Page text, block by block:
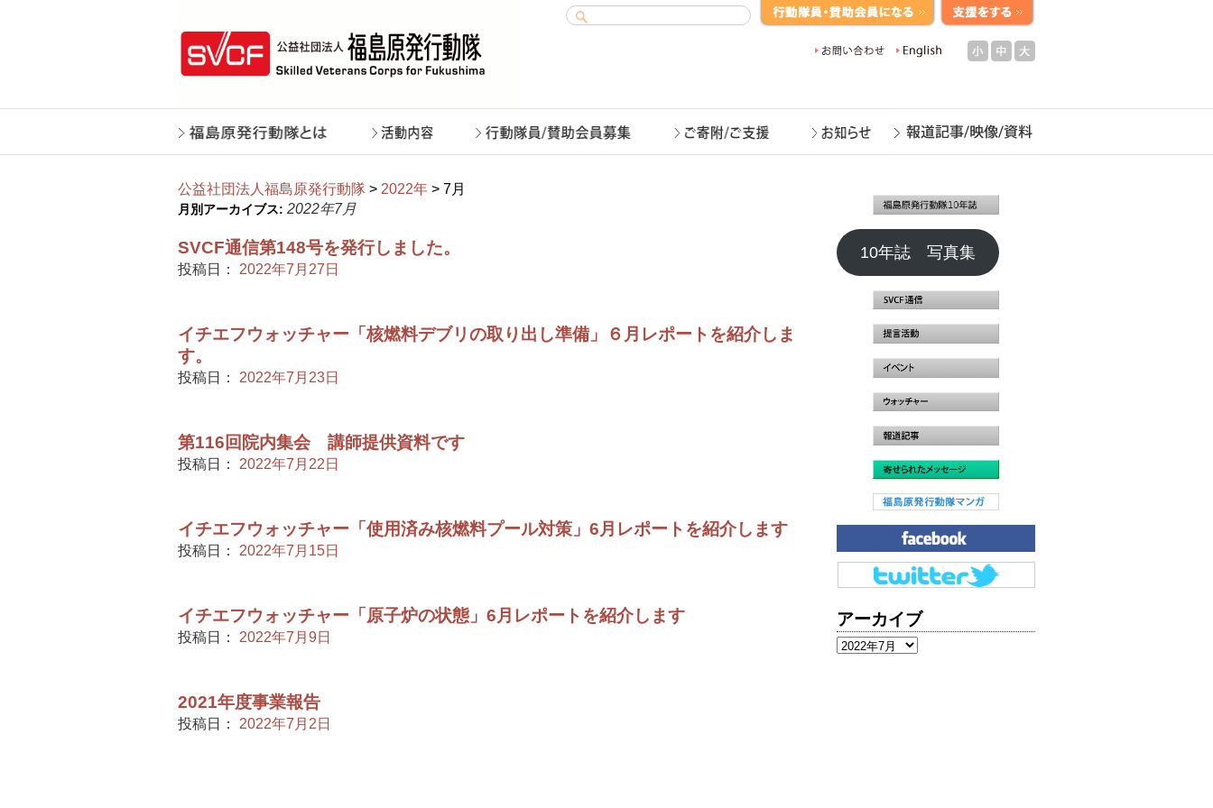
小 中 大
公益社団法人福島原発行動隊 > 2022年 > 7月
月別アーカイブス: 2022年7月
SVCF通信第148号を発行しました。
投稿日： 2022年7月27日
イチエフウォッチャー「核燃料デブリの取り出し準備」６月レポートを紹介しま
す。
投稿日： 2022年7月23日
第116回院内集会 講師提供資料です
投稿日： 2022年7月22日
イチエフウォッチャー「使用済み核燃料プール対策」6月レポートを紹介します
投稿日： 2022年7月15日
イチエフウォッチャー「原子炉の状態」6月レポートを紹介します
投稿日： 2022年7月9日
2021年度事業報告
投稿日： 2022年7月2日
10年誌 写真集
アーカイブ
ア